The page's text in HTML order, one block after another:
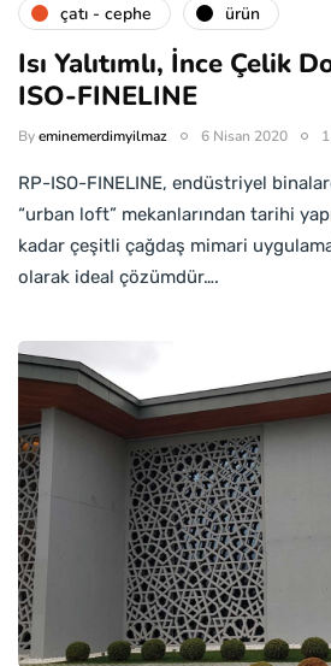
çatı - cephe ürün
Isı Yalıtımlı, İnce Çelik
ISO-FINELINE
Byeminemerdimyilmaz 6 Nisan 2020
RP-ISO-FINELINE, endüstriyel
“urban loft” mekanlarından tarihi
kadar çeşitli çağdaş mimari
olarak ideal çözümdür….